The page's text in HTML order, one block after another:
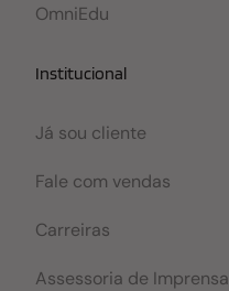
OmniEdu
Institucional
Já sou cliente
Fale com vendas
Carreiras
Assessoria de Imprensa